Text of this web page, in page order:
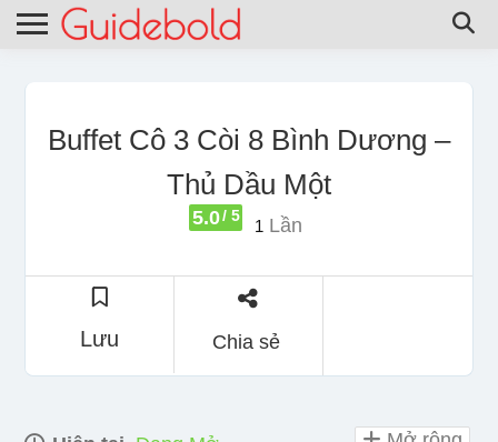
Buffet Cô 3 Còi 8 Bình Dương –
Thủ Dầu Một
5.0/ 5
1 Lần
Lưu Chia sẻ